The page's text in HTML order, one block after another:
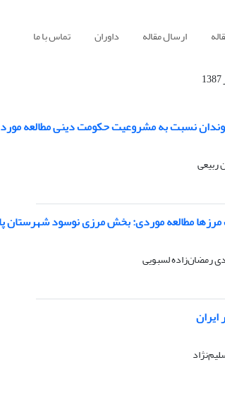
ارسال مقاله داوران تماس با ما
نسبت به مشروعیت حکومت دینی مطالعه
ربیعی
مرزها مطالعه موردی: بخش مرزی نوسود شهرستان
رمضان‌زاده لسبویی
ایران